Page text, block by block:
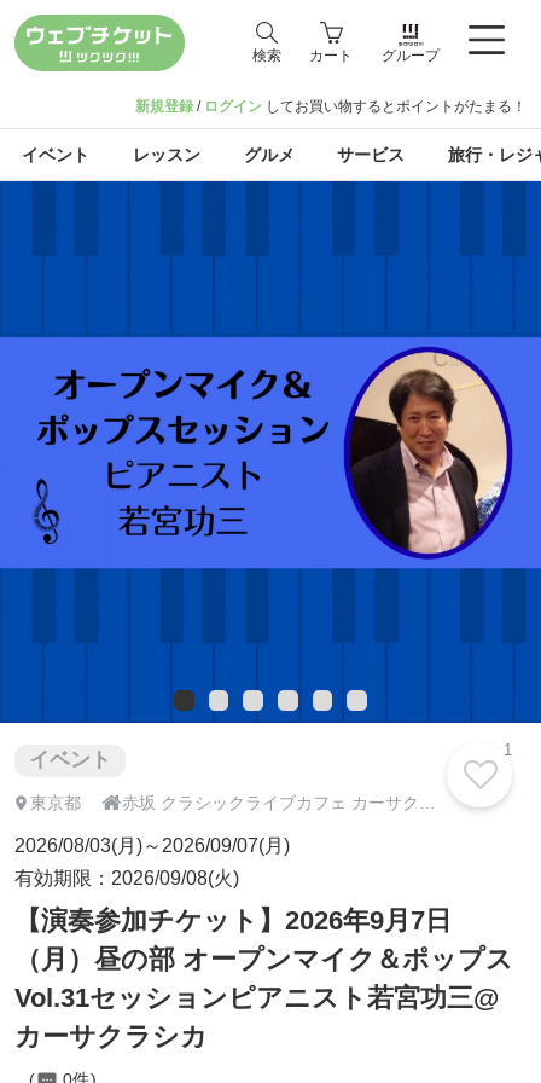
検索 カート グループ
新規登録 / ログイン してお買い物するとポイントがたまる！
イベント レッスン グルメ サービス 旅行・レジ
イベント
東京都  赤坂 クラシックライブカフェ カーサクラシカ
2026/08/03(月)～2026/09/07(月)
有効期限：2026/09/08(火)
【演奏参加チケット】2026年9月7日
（月）昼の部 オープンマイク＆ポップス
Vol.31セッションピアニスト若宮功三@
カーサクラシカ
1